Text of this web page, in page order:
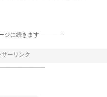
ジに続きます-----------------
ーリンク